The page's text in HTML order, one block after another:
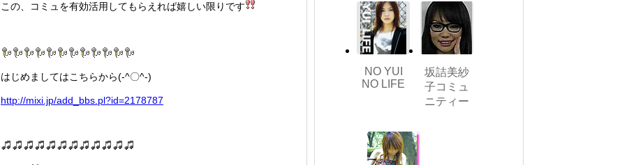
この、コミュを有効活用してもらえれば嬉しい限りです
はじめましてはこちらから(-^〇^-)
http://mixi.jp/add_bbs.pl?id=2178787
NO YUI
NO LIFE
坂詰美紗
子コミュ
ニティー